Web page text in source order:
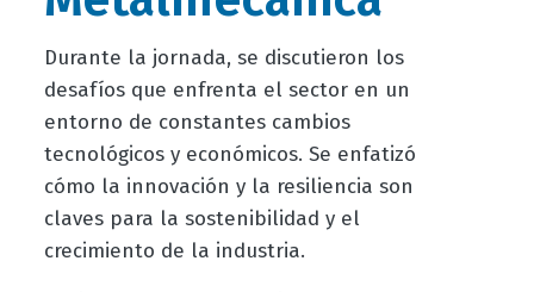
Durante la jornada, se discutieron los
desafíos que enfrenta el sector en un
entorno de constantes cambios
tecnológicos y económicos. Se enfatizó
cómo la innovación y la resiliencia son
claves para la sostenibilidad y el
crecimiento de la industria.